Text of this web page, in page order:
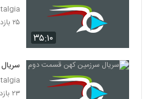
۳۵:۱۰
۲۵ بازدید
۲۳ بازدید